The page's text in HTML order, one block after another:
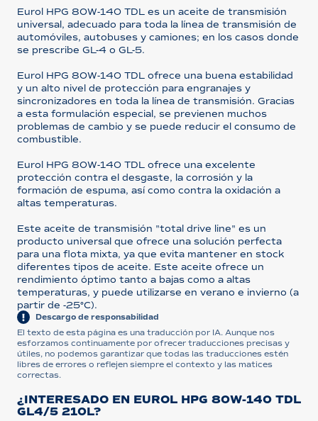
Eurol HPG 80W-140 TDL es un aceite de transmisión
universal, adecuado para toda la línea de transmisión de
automóviles, autobuses y camiones; en los casos donde
se prescribe GL-4 o GL-5.
Eurol HPG 80W-140 TDL ofrece una buena estabilidad
y un alto nivel de protección para engranajes y
sincronizadores en toda la línea de transmisión. Gracias
a esta formulación especial, se previenen muchos
problemas de cambio y se puede reducir el consumo de
combustible.
Eurol HPG 80W-140 TDL ofrece una excelente
protección contra el desgaste, la corrosión y la
formación de espuma, así como contra la oxidación a
altas temperaturas.
Este aceite de transmisión "total drive line" es un
producto universal que ofrece una solución perfecta
para una flota mixta, ya que evita mantener en stock
diferentes tipos de aceite. Este aceite ofrece un
rendimiento óptimo tanto a bajas como a altas
temperaturas, y puede utilizarse en verano e invierno (a
partir de -25°C).
Descargo de responsabilidad
El texto de esta página es una traducción por IA. Aunque nos
esforzamos continuamente por ofrecer traducciones precisas y
útiles, no podemos garantizar que todas las traducciones estén
libres de errores o reflejen siempre el contexto y las matices
correctas.
¿INTERESADO EN EUROL HPG 80W-140 TDL
GL4/5 210L?